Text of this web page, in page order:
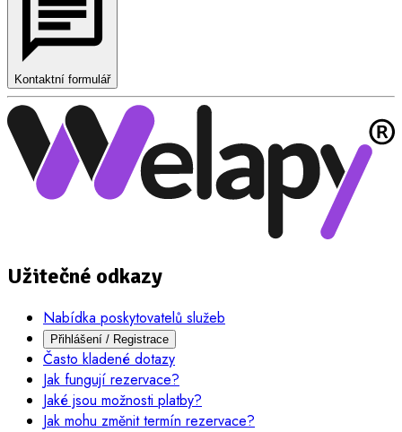
Kontaktní formulář
Užitečné odkazy
Nabídka poskytovatelů služeb
Přihlášení / Registrace
Často kladené dotazy
Jak fungují rezervace?
Jaké jsou možnosti platby?
Jak mohu změnit termín rezervace?